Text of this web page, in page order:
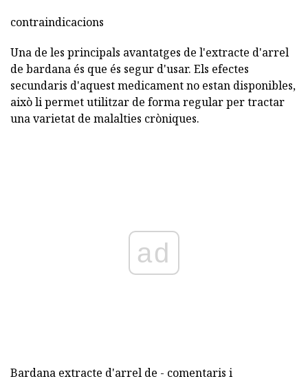
contraindicacions
Una de les principals avantatges de l'extracte d'arrel
de bardana és que és segur d'usar. Els efectes
secundaris d'aquest medicament no estan disponibles,
això li permet utilitzar de forma regular per tractar
una varietat de malalties cròniques.
ad
Bardana extracte d'arrel de - comentaris i